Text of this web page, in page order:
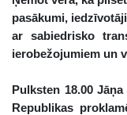
pasākumi,
ar sabiedrisko
ierobežojumiem un
Pulksten 18.00
Republikas